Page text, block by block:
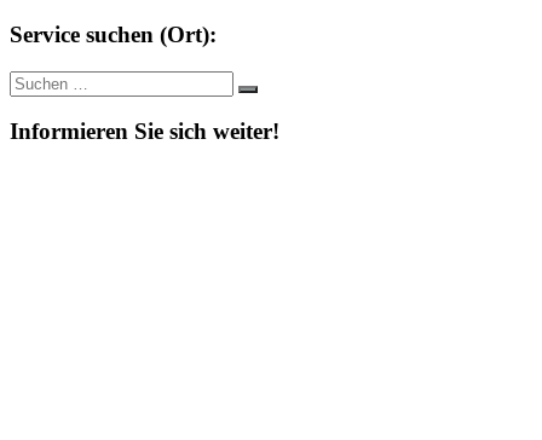
Service suchen (Ort):
Suche
nach:
Suchen
Informieren Sie sich weiter!